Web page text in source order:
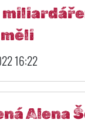
16:22
Alena